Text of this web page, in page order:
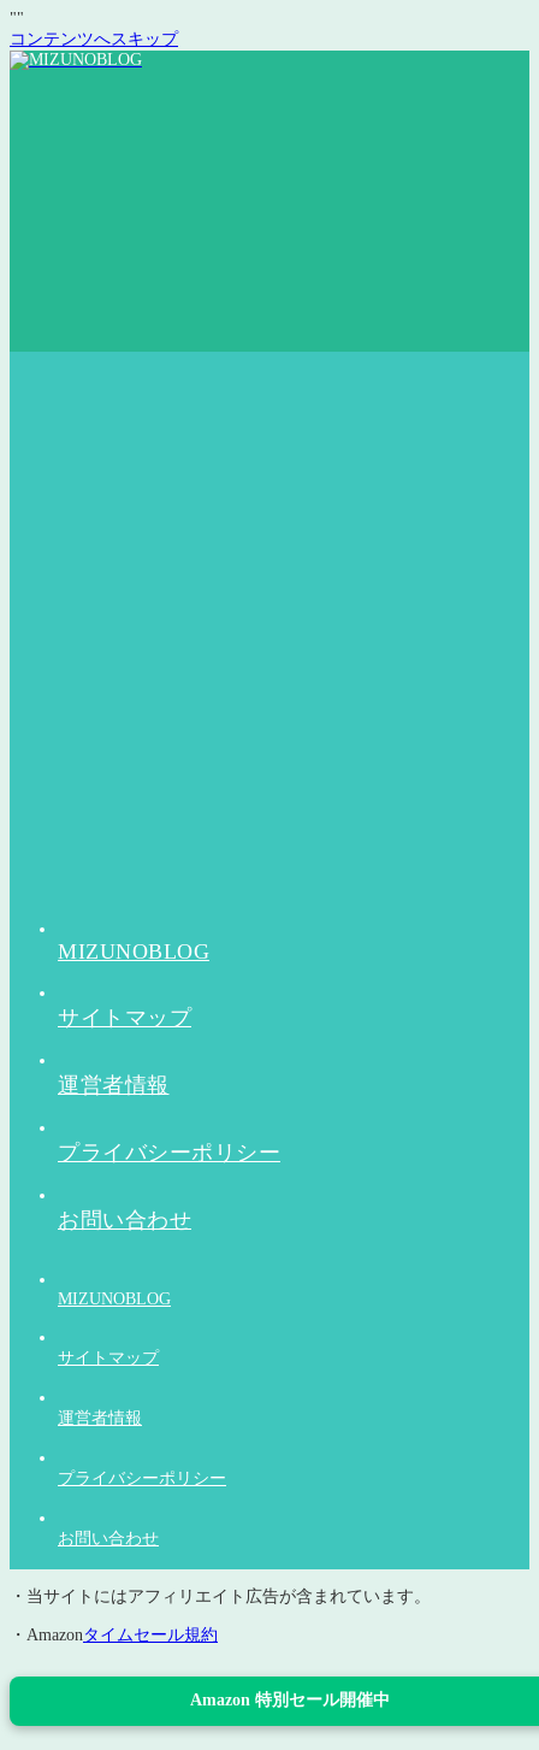
""
コンテンツへスキップ
MIZUNOBLOG
サイトマップ
運営者情報
プライバシーポリシー
お問い合わせ
MIZUNOBLOG
サイトマップ
運営者情報
プライバシーポリシー
お問い合わせ
・当サイトにはアフィリエイト広告が含まれています。
・Amazonタイムセール規約
Amazon 特別セール開催中